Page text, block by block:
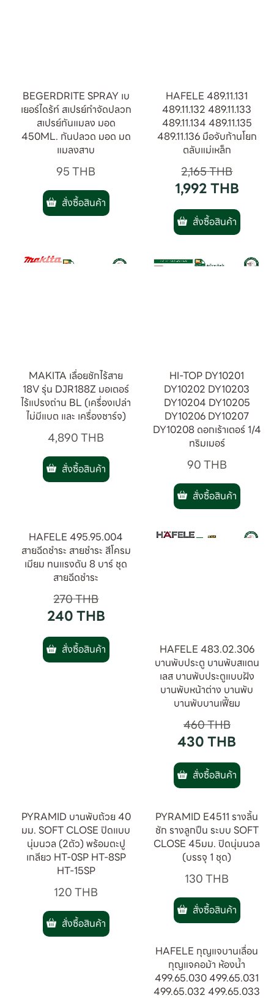
BEGERDRITE SPRAY เบ
เยอร์ไดร้ท์ สเปรย์กำจัดปลวก
สเปรย์กันแมลง มอด
450ML. กันปลวด มอด มด
แมลงสาบ
95THB
สั่งซื้อสินค้า
HAFELE 489.11.131
489.11.132 489.11.133
489.11.134 489.11.135
489.11.136 มือจับก้านโยก
ตลับแม่เหล็ก
2,165THB
1,992THB
สั่งซื้อสินค้า
MAKITA เลื่อยชักไร้สาย
18V รุ่น DJR188Z มอเตอร์
ไร้แปรงถ่าน BL (เครื่องเปล่า
ไม่มีแบต และ เครื่องชาร์จ)
4,890THB
สั่งซื้อสินค้า
HI-TOP DY10201
DY10202 DY10203
DY10204 DY10205
DY10206 DY10207
DY10208 ดอกเร้าเตอร์ 1/4
ทริมเมอร์
90THB
สั่งซื้อสินค้า
HAFELE 495.95.004
สายฉีดชำระ สายชำระ สีโครม
เมียม ทนแรงดัน 8 บาร์ ชุด
สายฉีดชำระ
270THB
240THB
สั่งซื้อสินค้า
HAFELE 483.02.306
บานพับประตู บานพับสแตน
เลส บานพับประตูแบบฝัง
บานพับหน้าต่าง บานพับ
บานพับบานเฟี้ยม
460THB
430THB
สั่งซื้อสินค้า
PYRAMID บานพับถ้วย 40
มม. SOFT CLOSE ปิดแบบ
นุ่มนวล (2ตัว) พร้อมตะปู
เกลียว HT-0SP HT-8SP
HT-15SP
120THB
สั่งซื้อสินค้า
PYRAMID E4511 รางลิ้น
ชัก รางลูกปืน ระบบ SOFT
CLOSE 45มม. ปิดนุ่มนวล
(บรรจุ 1 ชุด)
130THB
สั่งซื้อสินค้า
HAFELE กุญแจบานเลื่อน
กุญแจคอม้า ห้องน้ำ
499.65.030 499.65.031
499.65.032 499.65.033